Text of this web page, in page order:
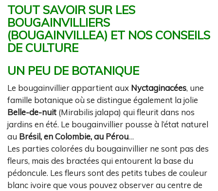
TOUT SAVOIR SUR LES
BOUGAINVILLIERS
(BOUGAINVILLEA) ET NOS CONSEILS
DE CULTURE
UN PEU DE BOTANIQUE
Le bougainvillier appartient aux Nyctaginacées, une
famille botanique où se distingue également la jolie
Belle-de-nuit (Mirabilis jalapa) qui fleurit dans nos
jardins en été. Le bougainvillier pousse à l’état naturel
au Brésil, en Colombie, au Pérou…
Les parties colorées du bougainvillier ne sont pas des
fleurs, mais des bractées qui entourent la base du
pédoncule. Les fleurs sont des petits tubes de couleur
blanc ivoire que vous pouvez observer au centre de